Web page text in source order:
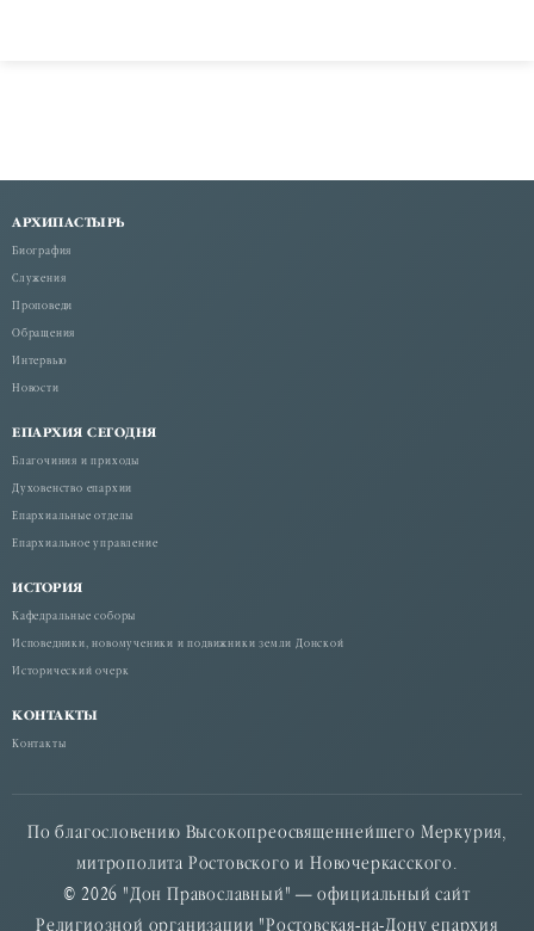
АРХИПАСТЫРЬ
Биография
Служения
Проповеди
Обращения
Интервью
Новости
ЕПАРХИЯ СЕГОДНЯ
Благочиния и приходы
Духовенство епархии
Епархиальные отделы
Епархиальное управление
ИСТОРИЯ
Кафедральные соборы
Исповедники, новомученики и подвижники земли Донской
Исторический очерк
КОНТАКТЫ
Контакты
По благословению Высокопреосвященнейшего Меркурия,
митрополита Ростовского и Новочеркасского.
© 2026 "Дон Православный" — официальный сайт